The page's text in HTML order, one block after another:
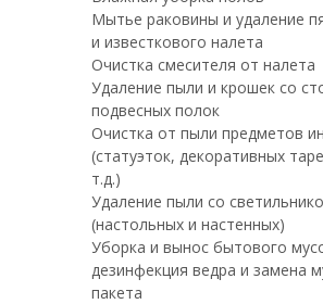
Мытье раковины и удаление
и известкового налета
Очистка смесителя от налета
Удаление пыли и крошек со
подвесных полок
Очистка от пыли предметов
(статуэток, декоративных
т.д.)
Удаление пыли со
(настольных и настенных)
Уборка и вынос бытового
дезинфекция ведра и замена
пакета